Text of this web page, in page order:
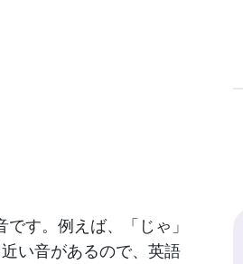
す。例えば、「じゃ」
い音があるので、英語